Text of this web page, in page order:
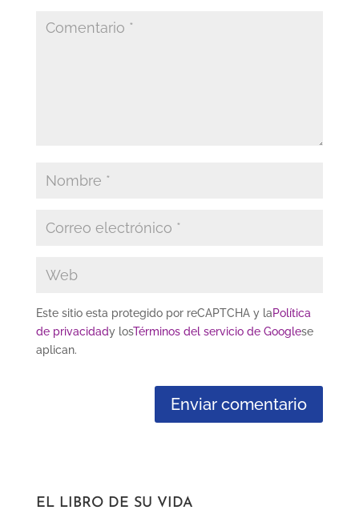
Este sitio esta protegido por reCAPTCHA y laPolítica
de privacidady losTérminos del servicio de Googlese
aplican.
EL LIBRO DE SU VIDA